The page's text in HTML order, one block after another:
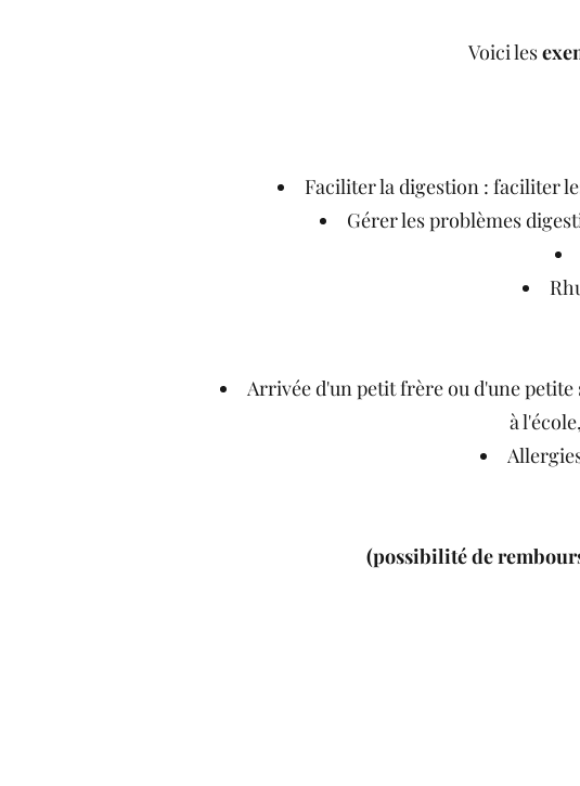
Voici les
Faciliter la digestion : faciliter
Gérer les problèmes
Arrivée d'un petit frère ou d'une
à
(possibilité de